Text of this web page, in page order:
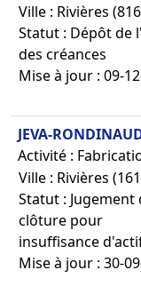
Ville : Rivières
Statut : Dépôt de
des créances
Mise à jour : 09-
JEVA-
Activité :
Ville : Rivières
Statut : Jugement
clôture pour
insuffisance
Mise à jour : 30-